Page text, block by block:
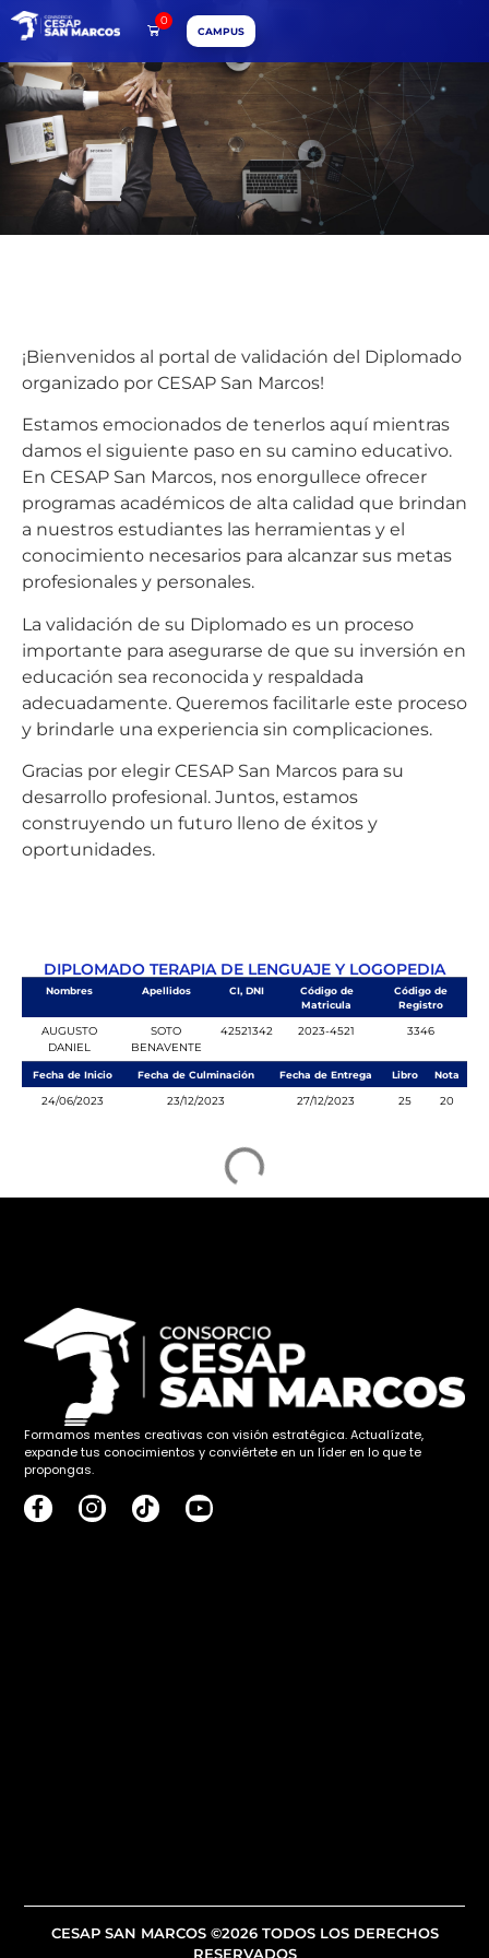
0
CAMPUS
¡Bienvenidos al portal de validación del Diplomado
organizado por CESAP San Marcos!
Estamos emocionados de tenerlos aquí mientras
damos el siguiente paso en su camino educativo.
En CESAP San Marcos, nos enorgullece ofrecer
programas académicos de alta calidad que brindan
a nuestros estudiantes las herramientas y el
conocimiento necesarios para alcanzar sus metas
profesionales y personales.
La validación de su Diplomado es un proceso
importante para asegurarse de que su inversión en
educación sea reconocida y respaldada
adecuadamente. Queremos facilitarle este proceso
y brindarle una experiencia sin complicaciones.
Gracias por elegir CESAP San Marcos para su
desarrollo profesional. Juntos, estamos
construyendo un futuro lleno de éxitos y
oportunidades.
DIPLOMADO TERAPIA DE LENGUAJE Y LOGOPEDIA
Nombres Apellidos CI, DNI
Código de
Matricula
Código de
Registro
AUGUSTO
DANIEL
SOTO
BENAVENTE
42521342 2023-4521 3346
Fecha de Inicio Fecha de Culminación Fecha de Entrega Libro Nota
24/06/2023 23/12/2023 27/12/2023 25 20
Formamos mentes creativas con visión estratégica. Actualízate,
expande tus conocimientos y conviértete en un líder en lo que te
propongas.
CESAP SAN MARCOS ©2026 TODOS LOS DERECHOS
RESERVADOS